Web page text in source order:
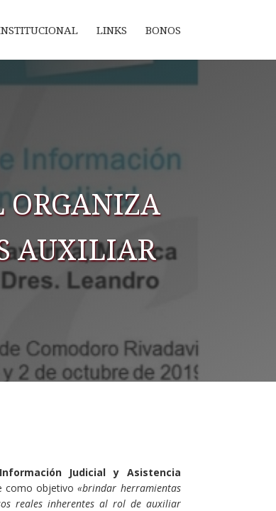
LINKS BONOS
ORGANIZA
AUXILIAR
Judicial y Asistencia
como objetivo«brindar herramientas
reales inherentes al rol de auxiliar